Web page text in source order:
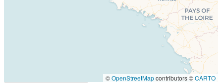
©OpenStreetMapcontributors ©CARTO